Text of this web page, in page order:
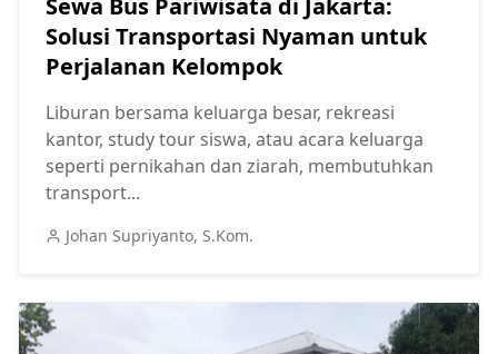
Sewa Bus Pariwisata di Jakarta:
Solusi Transportasi Nyaman untuk
Perjalanan Kelompok
Liburan bersama keluarga besar, rekreasi
kantor, study tour siswa, atau acara keluarga
seperti pernikahan dan ziarah, membutuhkan
transport...
Johan Supriyanto, S.Kom.